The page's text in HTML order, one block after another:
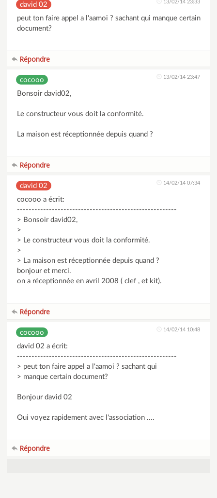
david 02 13/02/14 23:33
peut ton faire appel a l'aamoi ? sachant qui manque certain
document?
Répondre
cocooo 13/02/14 23:47
Bonsoir david02,
Le constructeur vous doit la conformité.
La maison est réceptionnée depuis quand ?
Répondre
david 02 14/02/14 07:34
cocooo a écrit:
-------------------------------------------------------
> Bonsoir david02,
>
> Le constructeur vous doit la conformité.
>
> La maison est réceptionnée depuis quand ?
bonjour et merci.
on a réceptionnée en avril 2008 ( clef , et kit).
Répondre
cocooo 14/02/14 10:48
david 02 a écrit:
-------------------------------------------------------
> peut ton faire appel a l'aamoi ? sachant qui
> manque certain document?
Bonjour david 02
Oui voyez rapidement avec l'association ....
Répondre